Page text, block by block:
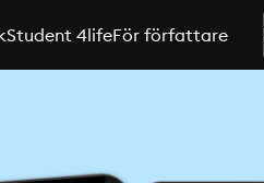
Student 4lifeFör författare